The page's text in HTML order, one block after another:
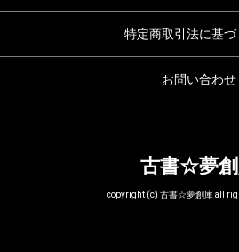
特定商取引法に基
お問い合わせ
古書☆夢
copyright (c) 古書☆夢創庫 all